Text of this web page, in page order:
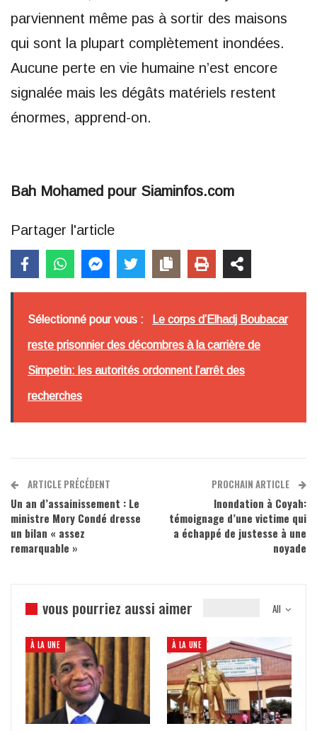
parviennent même pas à sortir des maisons
qui sont la plupart complètement inondées.
Aucune perte en vie humaine n’est encore
signalée mais les dégâts matériels restent
énormes, apprend-on.
Bah Mohamed pour Siaminfos.com
Partager l'article
Sélectionné pour vous : Le corps d’Elhadj Boubacar
reste prisonnier des décombres à la carrière de
Simpetin: les autorités ordonnent l’arrêt des
recherches
ARTICLE PRÉCÉDENT
Un an d’assainissement : Le
ministre Mory Condé dresse
un bilan « assez
remarquable »
PROCHAIN ARTICLE
Inondation à Coyah:
témoignage d’une victime qui
a échappé de justesse à une
noyade
All
vous pourriez aussi aimer
À LA UNE À LA UNE